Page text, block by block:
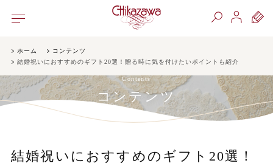
ホーム
コンテンツ
結婚祝いにおすすめのギフト20選！贈る時に気を付けたいポイントも紹介
Contents
コンテンツ
結婚祝いにおすすめのギフト20選！